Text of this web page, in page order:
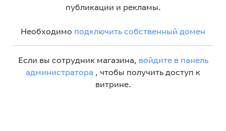
публикации и рекламы.
Необходимо подключить собственный домен
Если вы сотрудник магазина, войдите в панель
администратора , чтобы получить доступ к
витрине.